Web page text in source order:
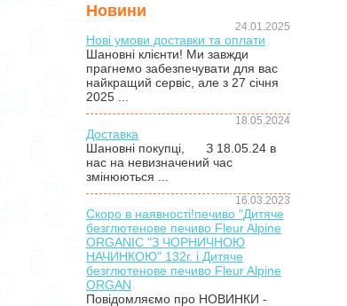
Новини
24.01.2025
Нові умови доставки та оплати
Шановні клієнти! Ми завжди
прагнемо забезпечувати для вас
найкращий сервіс, але з 27 січня
2025 ...
18.05.2024
Доставка
Шановні покупці, З 18.05.24 в
нас на невизначений час
змінюються ...
16.03.2023
Скоро в наявності!печиво "Дитяче
безглютенове печиво Fleur Alpine
ORGANIC "З ЧОРНИЧНОЮ
НАЧИНКОЮ" 132г. і Дитяче
безглютенове печиво Fleur Alpine
ORGAN
Повідомляємо про НОВИНКИ -